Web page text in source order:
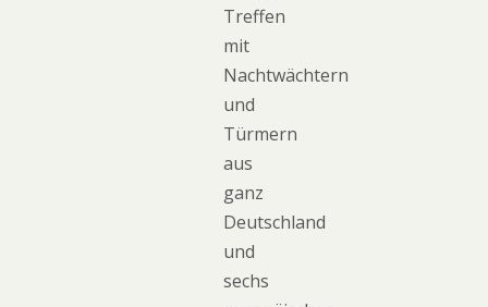
Treffen
mit
Nachtwächtern
und
Türmern
aus
ganz
Deutschland
und
sechs